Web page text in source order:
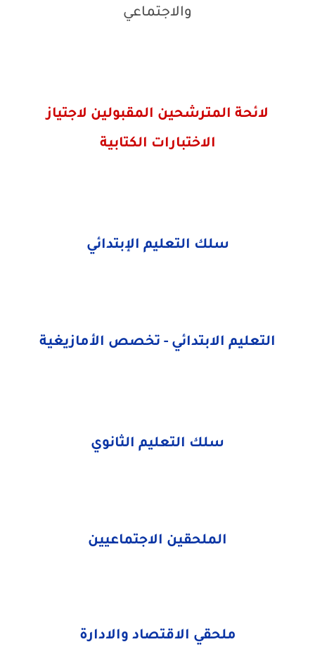
والاجتماعي
لائحة المترشحين المقبولين لاجتياز
الاختبارات الكتابية
سلك التعليم الإبتدائي
التعليم الابتدائي - تخصص الأمازيغية
سلك التعليم الثانوي
الملحقين الاجتماعيين
ملحقي الاقتصاد والادارة